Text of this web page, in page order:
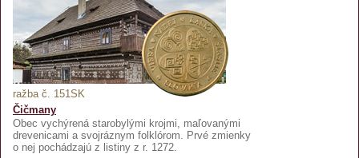
ražba č. 151SK
Čičmany
Obec vychýrená starobylými krojmi, maľovanými
drevenicami a svojráznym folklórom. Prvé zmienky
o nej pochádzajú z listiny z r. 1272.